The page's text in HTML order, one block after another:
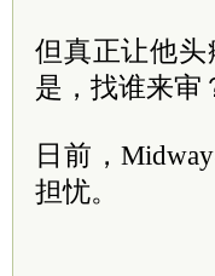
但真正让他
是，找谁来审
日前，
担忧。